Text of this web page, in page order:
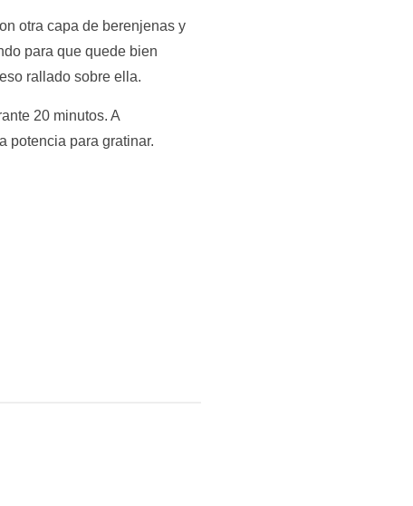
otra capa de berenjenas y
para que quede bien
rallado sobre ella.
20 minutos. A
potencia para gratinar.